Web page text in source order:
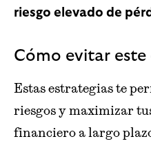
riesgo elevado de
Cómo evitar este
Estas estrategias te
riesgos y maximizar
financiero a largo